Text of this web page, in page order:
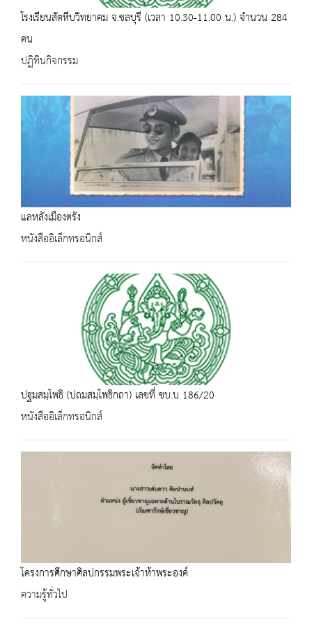
โรงเรียนสัตหีบวิทยาคม จ.ชลบุรี (เวลา 10.30-11.00 น.) จำนวน 284
คน
ปฏิทินกิจกรรม
แลหลังเมืองตรัง
หนังสืออิเล็กทรอนิกส์
ปฐมสมฺโพธิ (ปถมสมฺโพธิกถา) เลขที่ ชบ.บ 186/20
หนังสืออิเล็กทรอนิกส์
โครงการศึกษาศิลปกรรมพระเจ้าห้าพระองค์
ความรู้ทั่วไป